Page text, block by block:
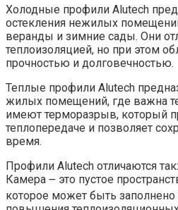
Холодные профили Alutech
остекления нежилых
веранды и зимние сады. Они
теплоизоляцией, но при этом
прочностью и долговечностью.
Теплые профили Alutech
жилых помещений, где важна
имеют терморазрыв, который
теплопередаче и позволяет
время.
Профили Alutech отличаются
Камера ౼ это пустое
которое может быть